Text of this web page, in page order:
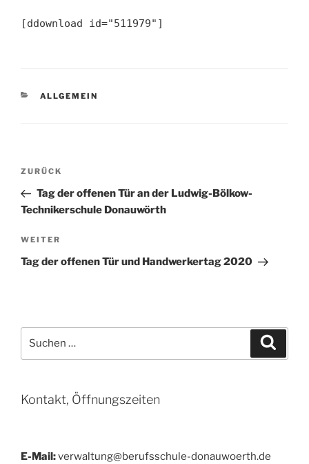
[ddownload id="511979"]
KATEGORIEN
ALLGEMEIN
Beitragsnavigation
Vorheriger
Beitrag
ZURÜCK
Tag der offenen Tür an der Ludwig-Bölkow-
Technikerschule Donauwörth
Nächster
Beitrag
WEITER
Tag der offenen Tür und Handwerkertag 2020
nach:
Kontakt, Öffnungszeiten
E-Mail:verwaltung@berufsschule-donauwoerth.de